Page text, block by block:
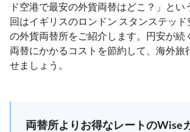
ド空港で最安の外貨両替はどこ？」とい
回はイギリスのロンドン スタンステッ
の外貨両替所をご紹介します。円安が続
両替にかかるコストを節約して、海外旅
せましょう。
両替所よりお得なレートのWise